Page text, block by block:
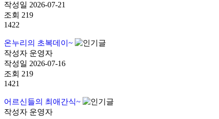
작성일 2026-07-21
조회 219
1422
온누리의 초복데이~
작성자 운영자
작성일 2026-07-16
조회 219
1421
어르신들의 최애간식~
작성자 운영자